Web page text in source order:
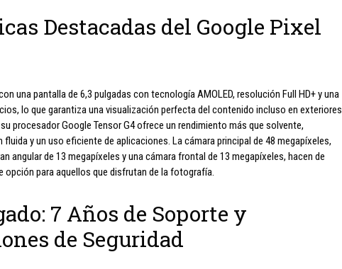
Destacadas del Google Pixel
una pantalla de 6,3 pulgadas con tecnología AMOLED, resolución Full HD+ y una
lo que garantiza una visualización perfecta del contenido incluso en exteriores
procesador Google Tensor G4 ofrece un rendimiento más que solvente,
y un uso eficiente de aplicaciones. La cámara principal de 48 megapíxeles,
angular de 13 megapíxeles y una cámara frontal de 13 megapíxeles, hacen de
para aquellos que disfrutan de la fotografía.
7 Años de Soporte y
de Seguridad